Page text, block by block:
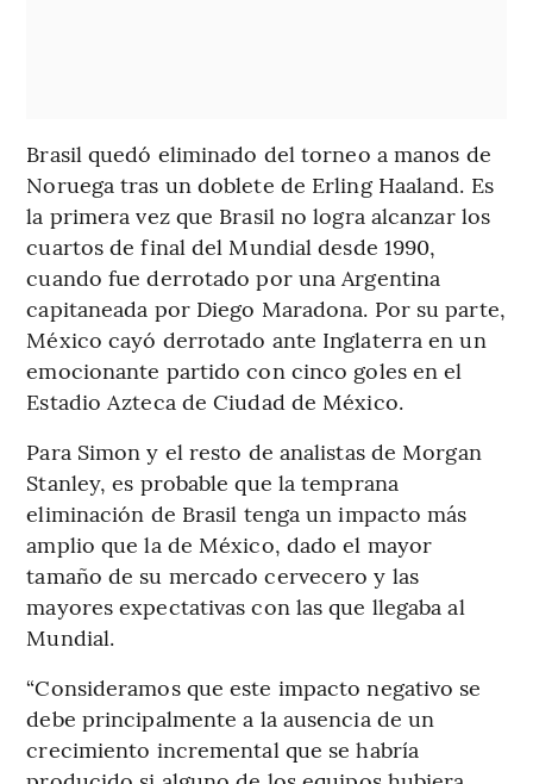
Brasil quedó eliminado del torneo a manos de
Noruega tras un doblete de Erling Haaland. Es
la primera vez que Brasil no logra alcanzar los
cuartos de final del Mundial desde 1990,
cuando fue derrotado por una Argentina
capitaneada por Diego Maradona. Por su parte,
México cayó derrotado ante Inglaterra en un
emocionante partido con cinco goles en el
Estadio Azteca de Ciudad de México.
Para Simon y el resto de analistas de Morgan
Stanley, es probable que la temprana
eliminación de Brasil tenga un impacto más
amplio que la de México, dado el mayor
tamaño de su mercado cervecero y las
mayores expectativas con las que llegaba al
Mundial.
“Consideramos que este impacto negativo se
debe principalmente a la ausencia de un
crecimiento incremental que se habría